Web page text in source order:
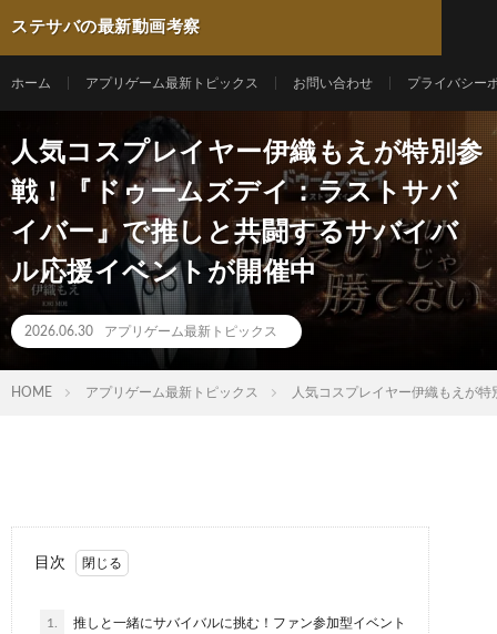
ステサバの最新動画考察
ホーム アプリゲーム最新トピックス お問い合わせ プライバシー
人気コスプレイヤー伊織もえが特別参
戦！『ドゥームズデイ：ラストサバ
イバー』で推しと共闘するサバイバ
ル応援イベントが開催中
2026.06.30 アプリゲーム最新トピックス
HOME アプリゲーム最新トピックス 人気コスプレイヤー伊織もえが
目次
1. 推しと一緒にサバイバルに挑む！ファン参加型イベント